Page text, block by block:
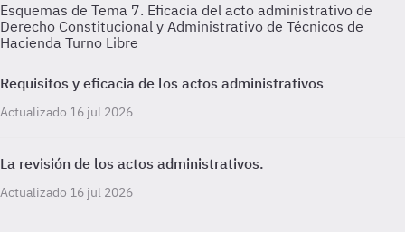
Esquemas de Tema 7. Eficacia del acto administrativo de
Derecho Constitucional y Administrativo de Técnicos de
Hacienda Turno Libre
Requisitos y eficacia de los actos administrativos
Actualizado 16 jul 2026
La revisión de los actos administrativos.
Actualizado 16 jul 2026